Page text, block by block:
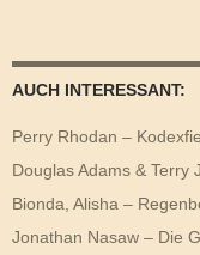
AUCH INTERESSANT:
Perry Rhodan –
Douglas Adams & Terry
Bionda, Alisha –
Jonathan Nasaw – Die